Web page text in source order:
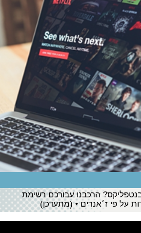
הרכבנו עבורכם רשימת
על פי ז׳אנרים • (מתעדכן)